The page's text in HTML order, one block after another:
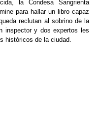
la Condesa Sangrienta
para hallar un libro capaz
reclutan al sobrino de la
inspector y dos expertos les
históricos de la ciudad.